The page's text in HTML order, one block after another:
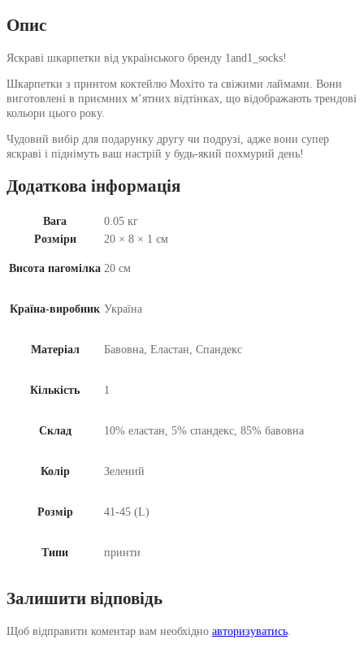
Опис
Яскраві шкарпетки від українського бренду 1and1_socks!
Шкарпетки з принтом коктейлю Мохіто та свіжими лаймами. Вони
виготовлені в приємних м’ятних відтінках, що відображають трендові
кольори цього року.
Чудовий вибір для подарунку другу чи подрузі, адже вони супер
яскраві і піднімуть ваш настрій у будь-який похмурий день!
Додаткова інформація
Вага
0.05 кг
Розміри
20 × 8 × 1 см
Висота пагомілка 20 см
Країна-виробник Україна
Матеріал Бавовна, Еластан, Спандекс
Кількість 1
Склад 10% еластан, 5% спандекс, 85% бавовна
Колір Зелений
Розмір 41-45 (L)
Типи принти
Залишити відповідь
Щоб відправити коментар вам необхідно авторизуватись